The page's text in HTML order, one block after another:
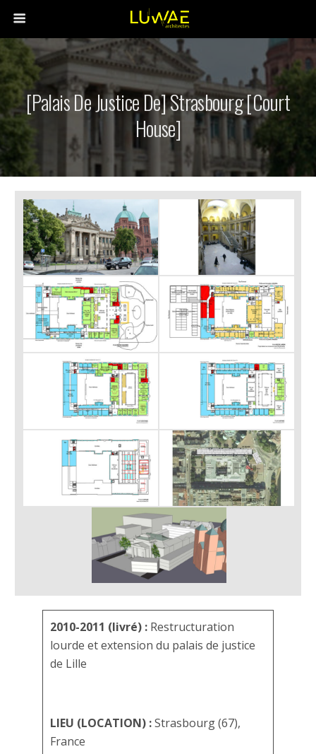
[Palais De Justice De] Strasbourg [Court
House]
2010-2011 (livré) : Restructuration
lourde et extension du palais de justice
de Lille
LIEU (LOCATION) :Strasbourg (67),
France